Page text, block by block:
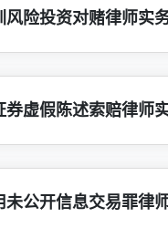
风险投资对赌律师实
券虚假陈述索赔律师
未公开信息交易罪律